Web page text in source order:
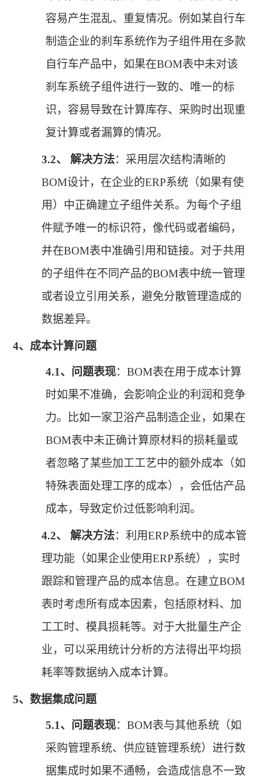
容易产生混乱、重复情况。例如某自行车
制造企业的刹车系统作为子组件用在多款
自行车产品中，如果在BOM表中未对该
刹车系统子组件进行一致的、唯一的标
识，容易导致在计算库存、采购时出现重
复计算或者漏算的情况。
3.2、解决方法：采用层次结构清晰的
BOM设计，在企业的ERP系统（如果有使
用）中正确建立子组件关系。为每个子组
件赋予唯一的标识符，像代码或者编码，
并在BOM表中准确引用和链接。对于共用
的子组件在不同产品的BOM表中统一管理
或者设立引用关系，避免分散管理造成的
数据差异。
4、 成本计算问题
4.1、 问题表现：BOM表在用于成本计算
时如果不准确，会影响企业的利润和竞争
力。比如一家卫浴产品制造企业，如果在
BOM表中未正确计算原材料的损耗量或
者忽略了某些加工工艺中的额外成本（如
特殊表面处理工序的成本），会低估产品
成本，导致定价过低影响利润。
4.2、解决方法：利用ERP系统中的成本管
理功能（如果企业使用ERP系统），实时
跟踪和管理产品的成本信息。在建立BOM
表时考虑所有成本因素，包括原材料、加
工工时、模具损耗等。对于大批量生产企
业，可以采用统计分析的方法得出平均损
耗率等数据纳入成本计算。
5、数据集成问题
5.1、 问题表现：BOM表与其他系统（如
采购管理系统、供应链管理系统）进行数
据集成时如果不通畅，会造成信息不一致